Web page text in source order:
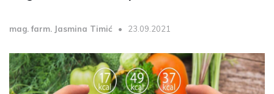
mag. farm. Jasmina Timić 23.09.2021